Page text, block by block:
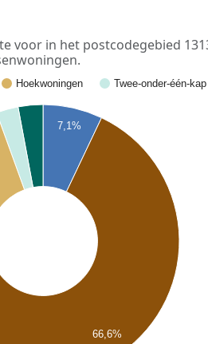
voor in het postcodegebied
Hoekwoningen
Twee-onder-één-
7,1%
66,6%